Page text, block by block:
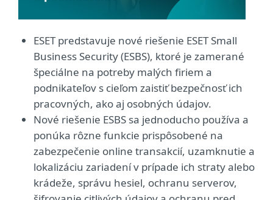
ESET predstavuje nové riešenie ESET Small
Business Security (ESBS), ktoré je zamerané
špeciálne na potreby malých firiem a
podnikateľov s cieľom zaistiť bezpečnosť ich
pracovných, ako aj osobných údajov.
Nové riešenie ESBS sa jednoducho používa a
ponúka rôzne funkcie prispôsobené na
zabezpečenie online transakcií, uzamknutie a
lokalizáciu zariadení v prípade ich straty alebo
krádeže, správu hesiel, ochranu serverov,